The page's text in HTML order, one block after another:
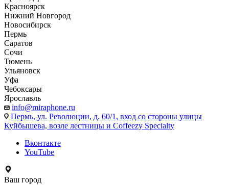
Красноярск
Нижний Новгород
Новосибирск
Пермь
Саратов
Сочи
Тюмень
Ульяновск
Уфа
Чебоксары
Ярославль
info@miraphone.ru
Пермь, ул. Революции, д. 60/1, вход со стороны улицы
Куйбышева, возле лестницы и Coffeezy Specialty
Вконтакте
YouTube
Ваш город